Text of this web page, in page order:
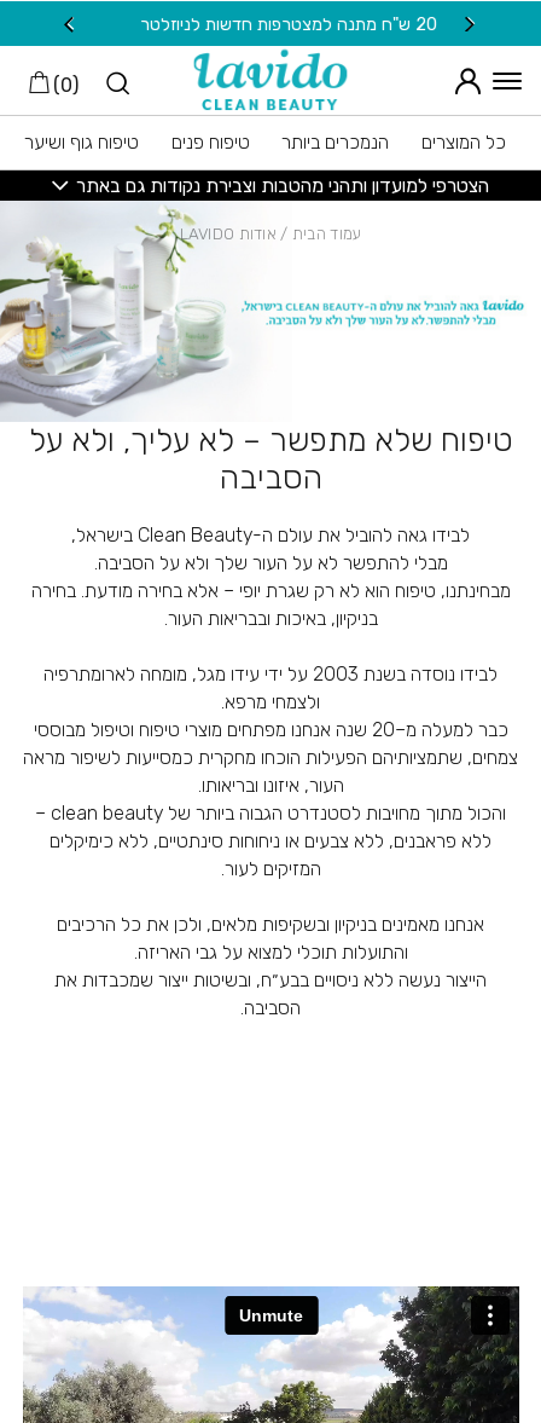
Skip to Content משלוח חינם בקנייה מעל 149 ש"ח
(
0
)
כל המוצרים הנמכרים ביותר טיפוח פנים
טיפוח גוף ושיער
הצטרפי למועדון ותהני מהטבות וצבירת נקודות גם באתר
עמוד הבית / אודות LAVIDO
טיפוח שלא מתפשר – לא עליך, ולא על
הסביבה
לבידו גאה להוביל את עולם ה-Clean Beauty בישראל,
מבלי להתפשר לא על העור שלך ולא על הסביבה.
מבחינתנו, טיפוח הוא לא רק שגרת יופי – אלא בחירה מודעת. בחירה
בניקיון, באיכות ובבריאות העור.
לבידו נוסדה בשנת 2003 על ידי עידו מגל, מומחה לארומתרפיה
ולצמחי מרפא.
כבר למעלה מ–20 שנה אנחנו מפתחים מוצרי טיפוח וטיפול מבוססי
צמחים, שתמציותיהם הפעילות הוכחו מחקרית כמסייעות לשיפור מראה
העור, איזונו ובריאותו.
והכול מתוך מחויבות לסטנדרט הגבוה ביותר של clean beauty –
ללא פראבנים, ללא צבעים או ניחוחות סינתטיים, ללא כימיקלים
המזיקים לעור.
אנחנו מאמינים בניקיון ובשקיפות מלאים, ולכן את כל הרכיבים
והתועלות תוכלי למצוא על גבי האריזה.
הייצור נעשה ללא ניסויים בבע״ח, ובשיטות ייצור שמכבדות את
הסביבה.
בחזרה למעלה